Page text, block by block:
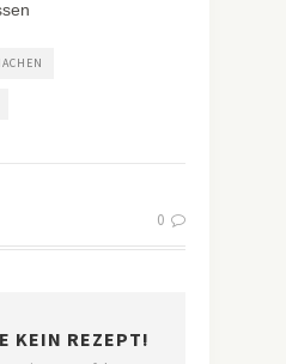
0
KEIN REZEPT!